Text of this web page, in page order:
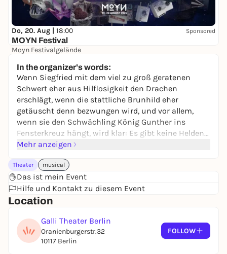
Do, 20. Aug | 18:00 Sponsored
MOYN Festival
Moyn Festivalgelände
In the organizer's words:
Wenn Siegfried mit dem viel zu groß geratenen
Schwert eher aus Hilflosigkeit den Drachen
erschlägt, wenn die stattliche Brunhild eher
getäuscht denn bezwungen wird, und vor allem,
wenn sie den Schwächling König Gunther ins
Fensterkreuz hängt, wird klar: Es gibt keine Helden
mehr.
Summ gemeinsam den mittelalterlichen Epos der
Nibelungensage frech auseinandergenommen und
als brillantes Rock-Musical neu zusammengesetzt.
Grenzenlose Komik trifft hier auf harte Gitarrenriffs,
Es spielen William Schellenberg, Acelya Han,
Thomas Matuszewski, Sina Haarmann, Tom
Mehr anzeigen
Theater musical
Das ist mein Event
Hilfe und Kontakt zu diesem Event
Location
Galli Theater Berlin
Oranienburgerstr.32
10117 Berlin
FOLLOW